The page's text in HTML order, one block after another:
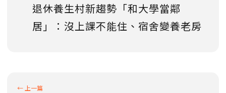
退休養生村新趨勢「和大學當鄰
居」：沒上課不能住、宿舍變養老房